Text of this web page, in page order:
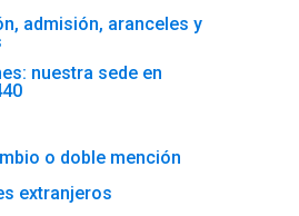
admisión, aranceles y
nuestra sede en
o doble mención
extranjeros